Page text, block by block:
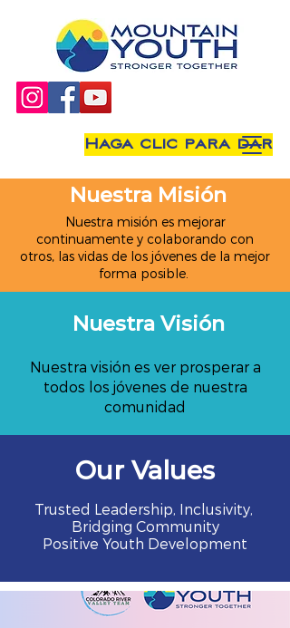
Nuestra Misión
Nuestra misión es mejorar
continuamente y colaborando con
otros, las vidas de los jóvenes de la mejor
forma posible.
Nuestra Visión
Nuestra visión es ver prosperar a
todos los jóvenes de nuestra
comunidad
Our Values
Trusted Leadership, Inclusivity,
Bridging Community
Positive Youth Development
Haga clic para dar